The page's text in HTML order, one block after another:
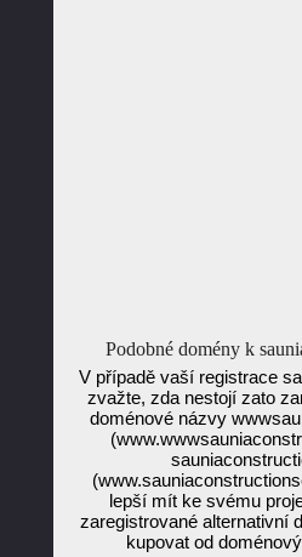
Podobné domény k
V případě vaší registrace
zvažte, zda nestojí zato
doménové názvy
lepší mít ke svému
zaregistrované alternativní
kupovat od